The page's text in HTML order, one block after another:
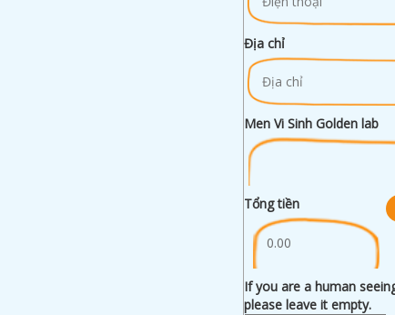
Địa chỉ
Men Vi Sinh Golden lab
Tổng tiền
0.00
If you are a human
please leave it empty.